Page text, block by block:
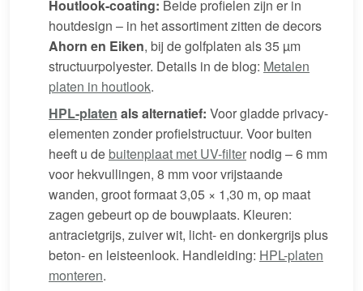
Houtlook-coating: Beide profielen zijn er in
houtdesign – in het assortiment zitten de decors
Ahorn en Eiken, bij de golfplaten als 35 µm
structuurpolyester. Details in de blog: Metalen
platen in houtlook.
HPL-platen als alternatief: Voor gladde privacy-
elementen zonder profielstructuur. Voor buiten
heeft u de buitenplaat met UV-filter nodig – 6 mm
voor hekvullingen, 8 mm voor vrijstaande
wanden, groot formaat 3,05 × 1,30 m, op maat
zagen gebeurt op de bouwplaats. Kleuren:
antracietgrijs, zuiver wit, licht- en donkergrijs plus
beton- en leisteenlook. Handleiding: HPL-platen
monteren.